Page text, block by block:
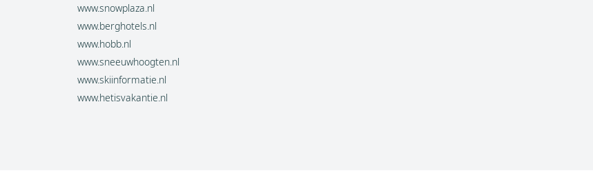
www.snowplaza.nl
www.berghotels.nl
www.hobb.nl
www.sneeuwhoogten.nl
www.skiinformatie.nl
www.hetisvakantie.nl